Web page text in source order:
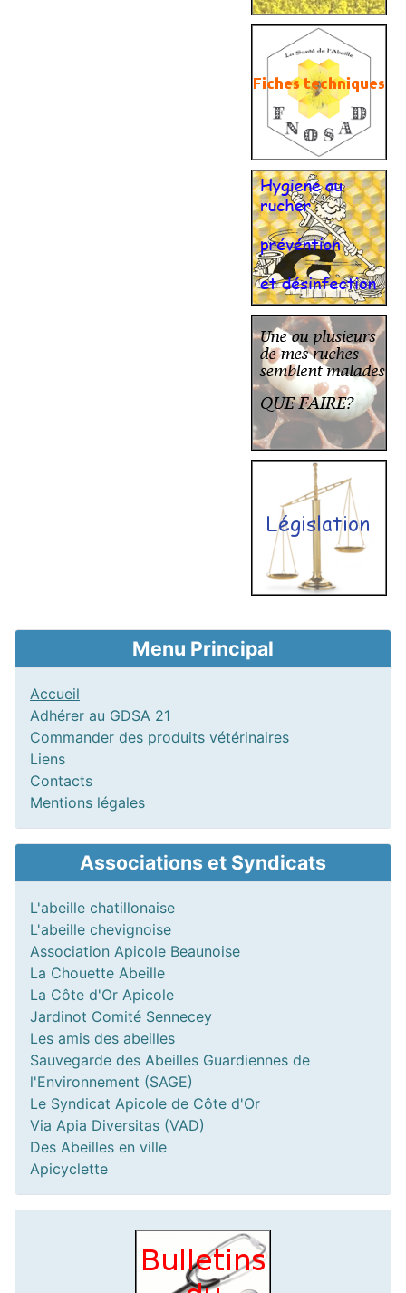
Menu Principal
Accueil
Adhérer au GDSA 21
Commander des produits vétérinaires
Liens
Contacts
Mentions légales
Associations et Syndicats
L'abeille chatillonaise
L'abeille chevignoise
Association Apicole Beaunoise
La Chouette Abeille
La Côte d'Or Apicole
Jardinot Comité Sennecey
Les amis des abeilles
Sauvegarde des Abeilles Guardiennes de
l'Environnement (SAGE)
Le Syndicat Apicole de Côte d'Or
Via Apia Diversitas (VAD)
Des Abeilles en ville
Apicyclette